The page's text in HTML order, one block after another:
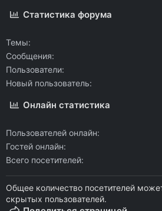
Статистика форума
Темы
Сообщения
Пользователи
Новый пользователь
Онлайн статистика
Пользователей онлайн
Гостей онлайн
Всего посетителей
Общее количество посетителей
скрытых пользователей.